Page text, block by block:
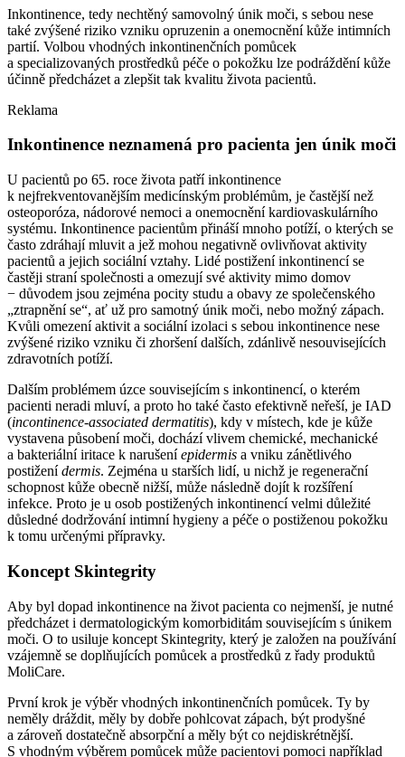
Inkontinence, tedy nechtěný samovolný únik moči, s sebou nese
také zvýšené riziko vzniku opruzenin a onemocnění kůže intimních
partií. Volbou vhodných inkontinenčních pomůcek
a specializovaných prostředků péče o pokožku lze podráždění kůže
účinně předcházet a zlepšit tak kvalitu života pacientů.
Reklama
Inkontinence neznamená pro pacienta jen únik moči
U pacientů po 65. roce života patří inkontinence
k nejfrekventovanějším medicínským problémům, je častější než
osteoporóza, nádorové nemoci a onemocnění kardiovaskulárního
systému. Inkontinence pacientům přináší mnoho potíží, o kterých se
často zdráhají mluvit a jež mohou negativně ovlivňovat aktivity
pacientů a jejich sociální vztahy. Lidé postižení inkontinencí se
častěji straní společnosti a omezují své aktivity mimo domov
−⁠ důvodem jsou zejména pocity studu a obavy ze společenského
„ztrapnění se“, ať už pro samotný únik moči, nebo možný zápach.
Kvůli omezení aktivit a sociální izolaci s sebou inkontinence nese
zvýšené riziko vzniku či zhoršení dalších, zdánlivě nesouvisejících
zdravotních potíží.
Dalším problémem úzce souvisejícím s inkontinencí, o kterém
pacienti neradi mluví, a proto ho také často efektivně neřeší, je IAD
(incontinence-associated dermatitis), kdy v místech, kde je kůže
vystavena působení moči, dochází vlivem chemické, mechanické
a bakteriální iritace k narušeníepidermis a vniku zánětlivého
postiženídermis. Zejména u starších lidí, u nichž je regenerační
schopnost kůže obecně nižší, může následně dojít k rozšíření
infekce. Proto je u osob postižených inkontinencí velmi důležité
důsledné dodržování intimní hygieny a péče o postiženou pokožku
k tomu určenými přípravky.
Koncept Skintegrity
Aby byl dopad inkontinence na život pacienta co nejmenší, je nutné
předcházet i dermatologickým komorbiditám souvisejícím s únikem
moči. O to usiluje koncept Skintegrity, který je založen na používání
vzájemně se doplňujících pomůcek a prostředků z řady produktů
MoliCare.
První krok je výběr vhodných inkontinenčních pomůcek. Ty by
neměly dráždit, měly by dobře pohlcovat zápach, být prodyšné
a zároveň dostatečně absorpční a měly být co nejdiskrétnější.
S vhodným výběrem pomůcek může pacientovi pomoci například